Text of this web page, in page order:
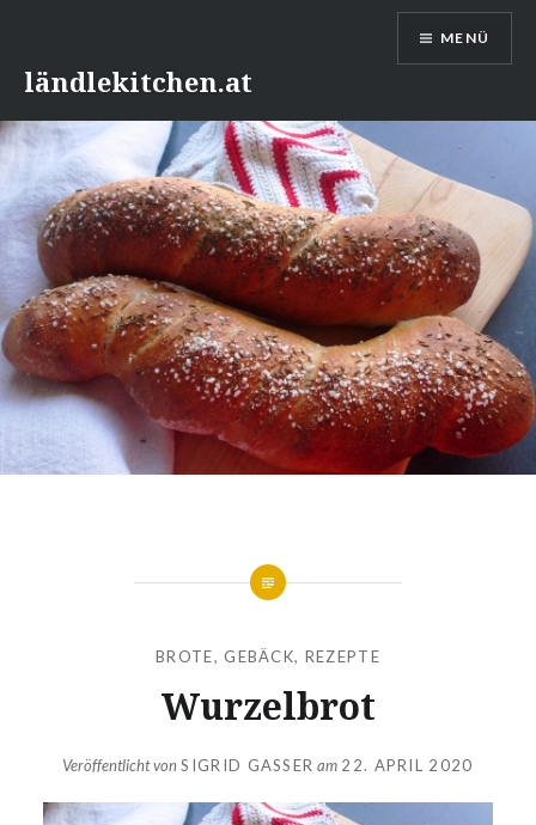
Inhaltländlekitchen.at
MENÜ
BROTE, GEBÄCK, REZEPTE
Wurzelbrot
Veröffentlicht vonSIGRID GASSER am 22. APRIL 2020